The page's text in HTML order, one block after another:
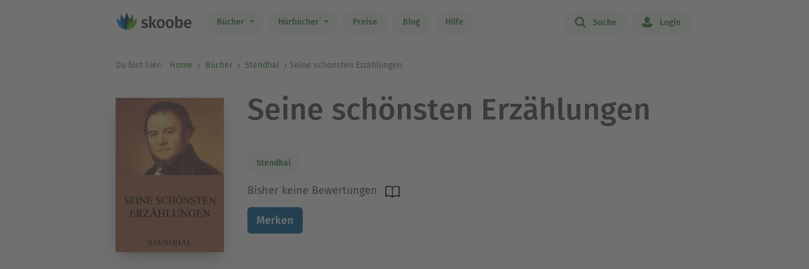
Bücher Hörbücher Preise Blog Hilfe Suche Login
Du bist hier: Home Bücher Stendhal Seine schönsten Erzählungen
Seine schönsten Erzählungen
Stendhal
Bisher keine Bewertungen
Merken